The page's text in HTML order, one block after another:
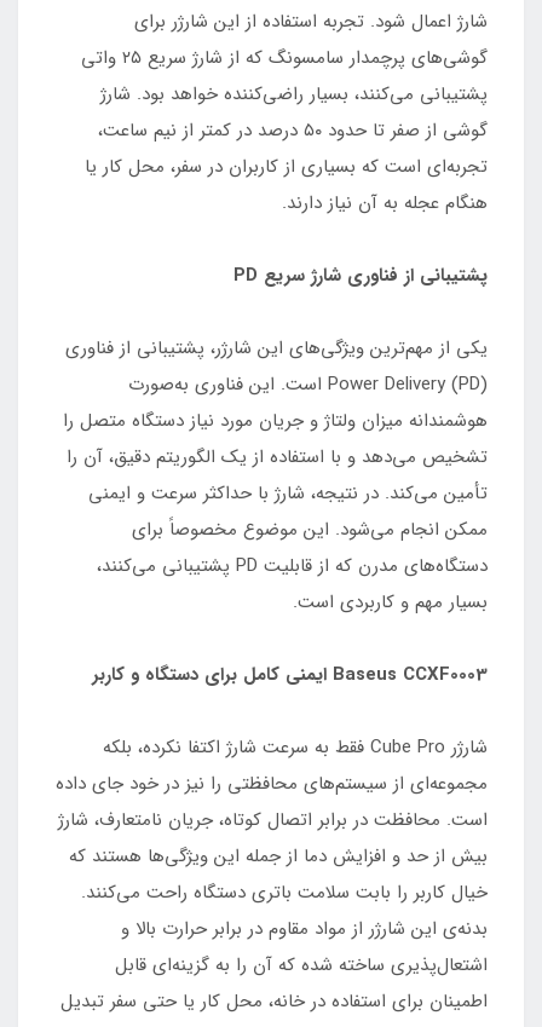
شارژ اعمال شود. تجربه استفاده از این شارژر برای
گوشی‌های پرچمدار سامسونگ که از شارژ سریع ۲۵ واتی
پشتیبانی می‌کنند، بسیار راضی‌کننده خواهد بود. شارژ
گوشی از صفر تا حدود ۵۰ درصد در کمتر از نیم ساعت،
تجربه‌ای است که بسیاری از کاربران در سفر، محل کار یا
هنگام عجله به آن نیاز دارند.
پشتیبانی از فناوری شارژ سریع PD
یکی از مهم‌ترین ویژگی‌های این شارژر، پشتیبانی از فناوری
Power Delivery (PD) است. این فناوری به‌صورت
هوشمندانه میزان ولتاژ و جریان مورد نیاز دستگاه متصل را
تشخیص می‌دهد و با استفاده از یک الگوریتم دقیق، آن را
تأمین می‌کند. در نتیجه، شارژ با حداکثر سرعت و ایمنی
ممکن انجام می‌شود. این موضوع مخصوصاً برای
دستگاه‌های مدرن که از قابلیت PD پشتیبانی می‌کنند،
بسیار مهم و کاربردی است.
Baseus CCXF0003 ایمنی کامل برای دستگاه و کاربر
شارژر Cube Pro فقط به سرعت شارژ اکتفا نکرده، بلکه
مجموعه‌ای از سیستم‌های محافظتی را نیز در خود جای داده
است. محافظت در برابر اتصال کوتاه، جریان نامتعارف، شارژ
بیش از حد و افزایش دما از جمله این ویژگی‌ها هستند که
خیال کاربر را بابت سلامت باتری دستگاه راحت می‌کنند.
بدنه‌ی این شارژر از مواد مقاوم در برابر حرارت بالا و
اشتعال‌پذیری ساخته شده که آن را به گزینه‌ای قابل
اطمینان برای استفاده در خانه، محل کار یا حتی سفر تبدیل